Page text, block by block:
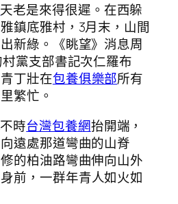
天老是來得很遲。在西躲
鎮底雅村，3月末，山間
新綠。《眺望》消息周
黨支部書記次仁羅布
丁壯在包養俱樂部所有
繁忙。
時台灣包養網抬開端，
遠處那道彎曲的山脊
的柏油路彎曲伸向山外
身前，一群年青人如火如